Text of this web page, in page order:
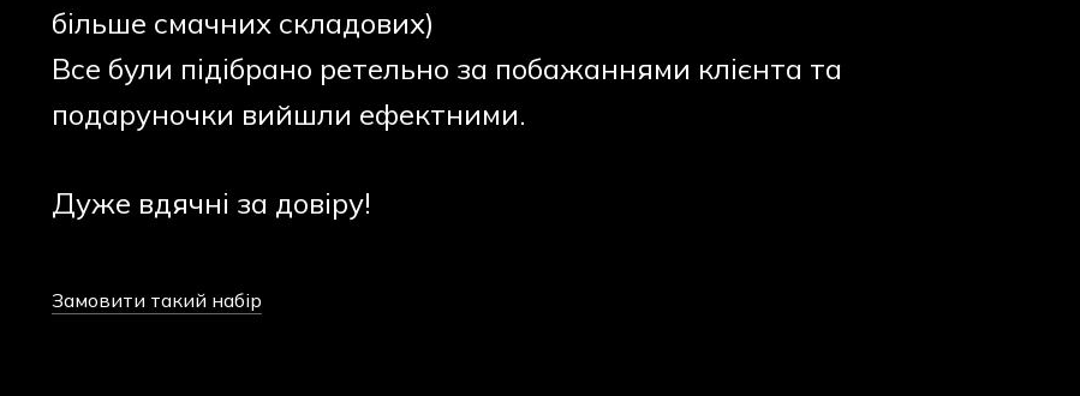
більше смачних складових)
Все були підібрано ретельно за побажаннями клієнта та
подаруночки вийшли ефектними.
Дуже вдячні за довіру!
Замовити такий набір